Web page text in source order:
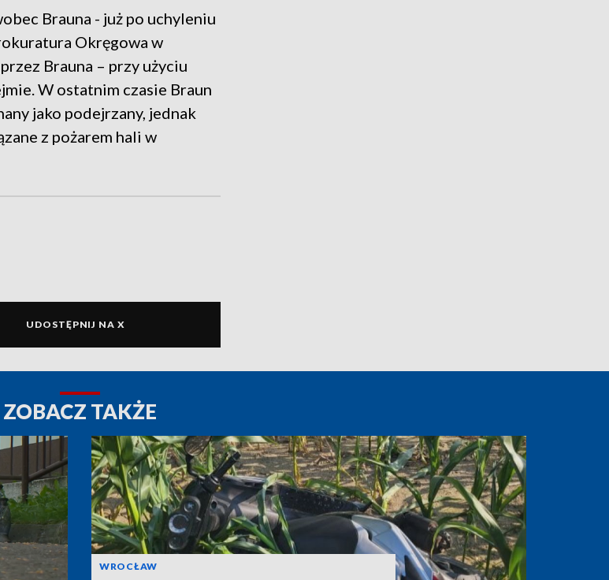
Brauna - już po uchyleniu
Okręgowa w
Brauna – przy użyciu
W ostatnim czasie Braun
jako podejrzany, jednak
z pożarem hali w
UDOSTĘPNIJ NA X
ZOBACZ TAKŻE
WROCŁAW